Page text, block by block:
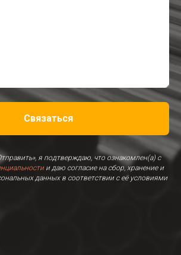
Связаться
я подтверждаю, что ознакомлен(а) с
и даю согласие на сбор, хранение и
данных в соответствии с её условиями